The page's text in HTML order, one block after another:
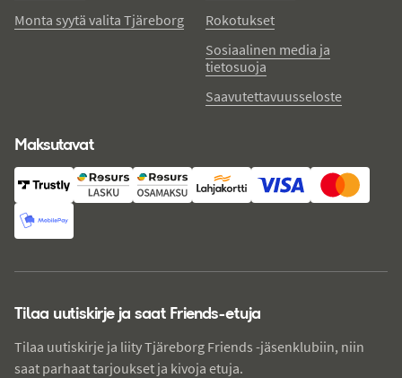
Monta syytä valita Tjäreborg
Rokotukset
Sosiaalinen media ja
tietosuoja
Saavutettavuusseloste
Maksutavat
Tilaa uutiskirje ja saat Friends-etuja
Tilaa uutiskirje ja liity Tjäreborg Friends -jäsenklubiin, niin
saat parhaat tarjoukset ja kivoja etuja.